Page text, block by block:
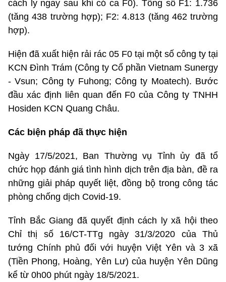
cách ly ngay sau khi có ca F0). Tổng số F1: 1.736
(tăng 438 trường hợp); F2: 4.813 (tăng 462 trường
hợp).
Hiện đã xuất hiện rải rác 05 F0 tại một số công ty tại
KCN Đình Trám (Công ty Cổ phần Vietnam Sunergy
- Vsun; Công ty Fuhong; Công ty Moatech). Bước
đầu xác định liên quan đến F0 của Công ty TNHH
Hosiden KCN Quang Châu.
Các biện pháp đã thực hiện
Ngày 17/5/2021, Ban Thường vụ Tỉnh ủy đã tổ
chức họp đánh giá tình hình dịch trên địa bàn, đề ra
những giải pháp quyết liệt, đồng bộ trong công tác
phòng chống dịch Covid-19.
Tỉnh Bắc Giang đã quyết định cách ly xã hội theo
Chỉ thị số 16/CT-TTg ngày 31/3/2020 của Thủ
tướng Chính phủ đối với huyện Việt Yên và 3 xã
(Tiền Phong, Hoàng, Yên Lư) của huyện Yên Dũng
kể từ 0h00 phút ngày 18/5/2021.